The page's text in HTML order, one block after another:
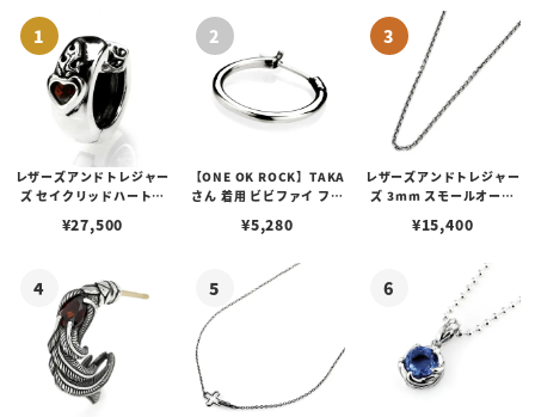
レザーズアンドトレジャー
ズ セイクリッドハートピ
¥27,500
【ONE OK ROCK】TAKA
さん 着用 ビビファイ フー
¥5,280
レザーズアンドトレジャー
ズ 3mm スモールオーバ
ブスタークラスプ＆LTロ
¥15,400